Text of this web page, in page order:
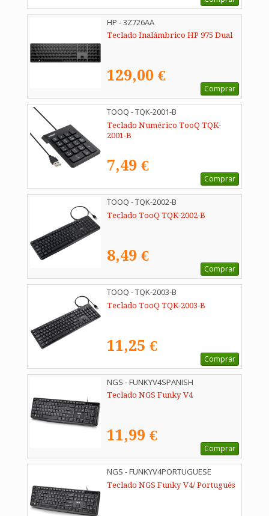
HP - 3Z726AA
Teclado Inalámbrico HP 975 Dual
129,00 €
Comprar
TOOQ - TQK-2001-B
Teclado Numérico TooQ TQK-
2001-B
7,49 €
Comprar
TOOQ - TQK-2002-B
Teclado TooQ TQK-2002-B
8,49 €
Comprar
TOOQ - TQK-2003-B
Teclado TooQ TQK-2003-B
11,25 €
Comprar
NGS - FUNKYV4SPANISH
Teclado NGS Funky V4
11,99 €
Comprar
NGS - FUNKYV4PORTUGUESE
Teclado NGS Funky V4/ Portugués